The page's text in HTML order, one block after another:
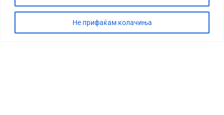
Не прифаќам колачиња